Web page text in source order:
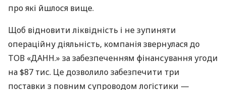
про які йшлося вище.
Щоб відновити ліквідність і не зупиняти
операційну діяльність, компанія звернулася до
ТОВ «ДАНН.» за забезпеченням фінансування угоди
на $87 тис. Це дозволило забезпечити три
поставки з повним супроводом логістики —